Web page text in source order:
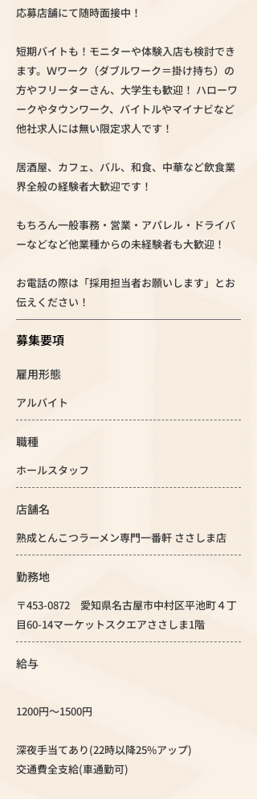
応募店舗にて随時面接中！
短期バイトも！モニターや体験入店も検討でき
ます。Ｗワーク（ダブルワーク＝掛け持ち）の
方やフリーターさん、大学生も歓迎！ ハローワ
ークやタウンワーク、バイトルやマイナビなど
他社求人には無い限定求人です！
居酒屋、カフェ、バル、和食、中華など飲食業
界全般の経験者大歓迎です！
もちろん一般事務・営業・アパレル・ドライバ
ーなどなど他業種からの未経験者も大歓迎！
お電話の際は「採用担当者お願いします」とお
伝えください！
募集要項
雇用形態
アルバイト
職種
ホールスタッフ
店舗名
熟成とんこつラーメン専門一番軒 ささしま店
勤務地
〒453-0872 愛知県名古屋市中村区平池町４丁
目60-14マーケットスクエアささしま1階
給与
1200円～1500円
深夜手当てあり(22時以降25%アップ)
交通費全支給(車通勤可)